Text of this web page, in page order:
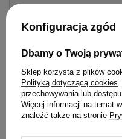
Odżywka WS Academy
Paczula Wonna 20 w 1
spłukiwania 150 ml
29,99 zł / szt.
Konfiguracja zgód
Dbamy o Twoją
Sklep korzysta z plików
Polityką dotyczącą cookies.
przechowywania lub
Więcej informacji na temat
znaleźć także na stronie